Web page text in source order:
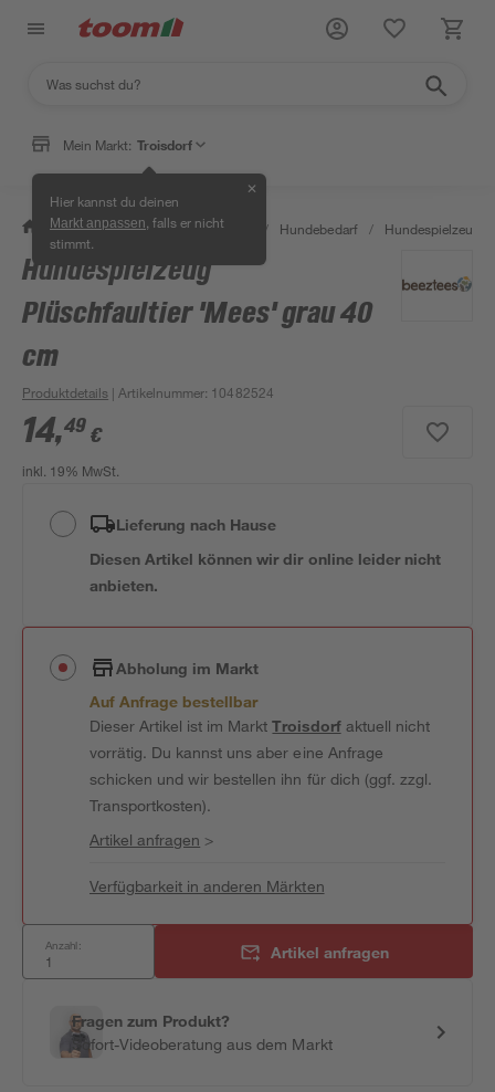
Mein Markt: Troisdorf
Hier kannst du deinen
Markt anpassen , falls er nicht
stimmt.
✕
/ Garten & Freizeit / Tierbedarf / Hundebedarf / Hundespielzeug
Hundespielzeug
Plüschfaultier 'Mees' grau 40
cm
Produktdetails | Artikelnummer: 10482524
14,49 €
inkl. 19% MwSt.
Lieferung nach Hause
Diesen Artikel können wir dir online leider nicht
anbieten.
Abholung im Markt
Auf Anfrage bestellbar
Dieser Artikel ist im MarktTroisdorfaktuell nicht
vorrätig. Du kannst uns aber eine Anfrage
schicken und wir bestellen ihn für dich (ggf. zzgl.
Transportkosten).
Artikel anfragen >
Verfügbarkeit in anderen Märkten
Anzahl: Artikel anfragen
Fragen zum Produkt?
Sofort-Videoberatung aus dem Markt